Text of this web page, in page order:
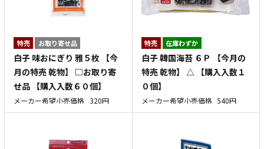
特売 お取り寄せ品
白子 味おにぎり 雅５枚 【今
月の特売 乾物】 □お取り寄
せ品 【購入入数６０個】
メーカー希望小売価格 320円
特売 在庫わずか
白子 韓国海苔 ６Ｐ 【今月の
特売 乾物】 △ 【購入入数１
０個】
メーカー希望小売価格 540円